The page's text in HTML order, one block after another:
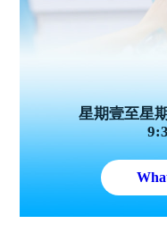
星期壹至星